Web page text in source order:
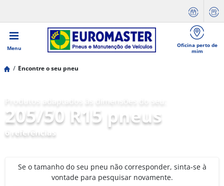
Menu
Oficina perto de
mim
Encontre o seu pneu
205/50 R15 pneus
6 referências
Se o tamanho do seu pneu não corresponder, sinta-se à
vontade para pesquisar novamente.